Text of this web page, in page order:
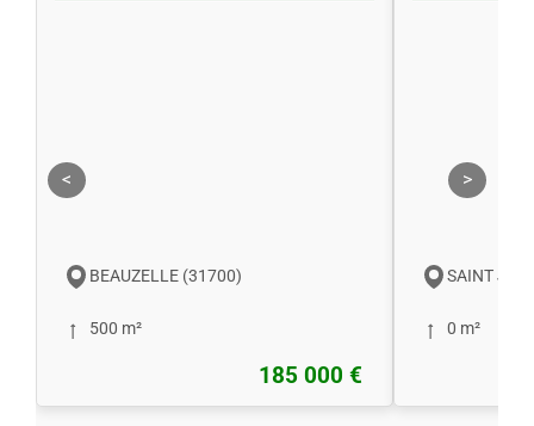
<
BEAUZELLE (31700)
500 m²
185 000 €
SAINT
0 m²
>